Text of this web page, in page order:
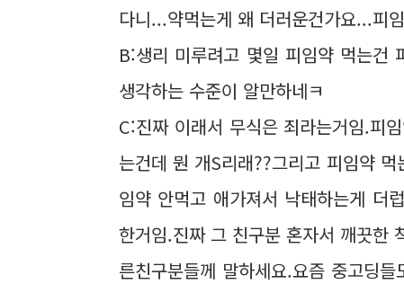
다니...약먹는게 왜 더러운건가요...피
B:생리 미루려고 몇일 피임약 먹는건
생각하는 수준이 알만하네ㅋ
C:진짜 이래서 무식은 죄라는거임.피
는건데 뭔 개S리래??그리고 피임약
임약 안먹고 애가져서 낙태하는게 더
한거임.진짜 그 친구분 혼자서 깨끗한
른친구분들께 말하세요.요즘 중고딩